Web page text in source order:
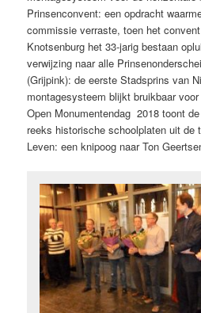
Prinsenconvent: een opdracht
commissie verraste, toen het
Knotsenburg het 33-jarig bestaan
verwijzing naar alle
(Grijpink): de eerste Stadsprins van
montagesysteem blijkt bruikbaar
Open Monumentendag 2018 toont
reeks historische schoolplaten uit de
Leven: een knipoog naar Ton